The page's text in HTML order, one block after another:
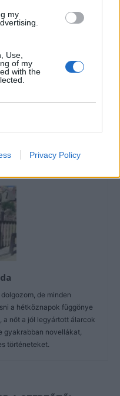
my
Use,
of my
with the
Privacy Policy
de minden
a hétköznapok függönye
a nőt a jól legyártott álarcok
gyakrabban novellákat,
történeteket.